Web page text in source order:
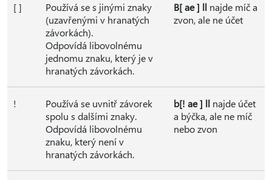
[ ]
Používá se s jinými znaky
(uzavřenými v hranatých
závorkách).
Odpovídá libovolnému
jednomu znaku, který je v
hranatých závorkách.
B[ ae ] ll najde míč a
zvon, ale ne účet
!
Používá se uvnitř závorek
spolu s dalšími znaky.
Odpovídá libovolnému
znaku, který není v
hranatých závorkách.
b[! ae ] ll najde účet
a býčka, ale ne míč
nebo zvon